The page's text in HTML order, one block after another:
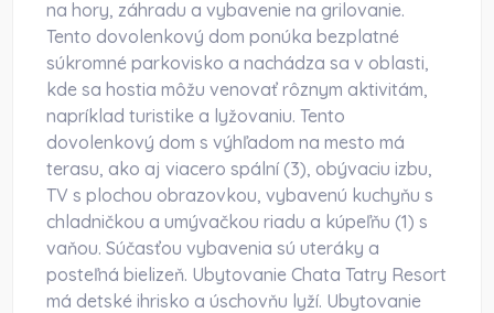
na hory, záhradu a vybavenie na grilovanie.
Tento dovolenkový dom ponúka bezplatné
súkromné parkovisko a nachádza sa v oblasti,
kde sa hostia môžu venovať rôznym aktivitám,
napríklad turistike a lyžovaniu. Tento
dovolenkový dom s výhľadom na mesto má
terasu, ako aj viacero spální (3), obývaciu izbu,
TV s plochou obrazovkou, vybavenú kuchyňu s
chladničkou a umývačkou riadu a kúpeľňu (1) s
vaňou. Súčasťou vybavenia sú uteráky a
posteľná bielizeň. Ubytovanie Chata Tatry Resort
má detské ihrisko a úschovňu lyží. Ubytovanie